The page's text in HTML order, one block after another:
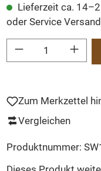
Lieferzeit ca.
oder Service
Produkt Anzahl: Gib den
Zum Merkzettel
Vergleichen
Produktnummer: